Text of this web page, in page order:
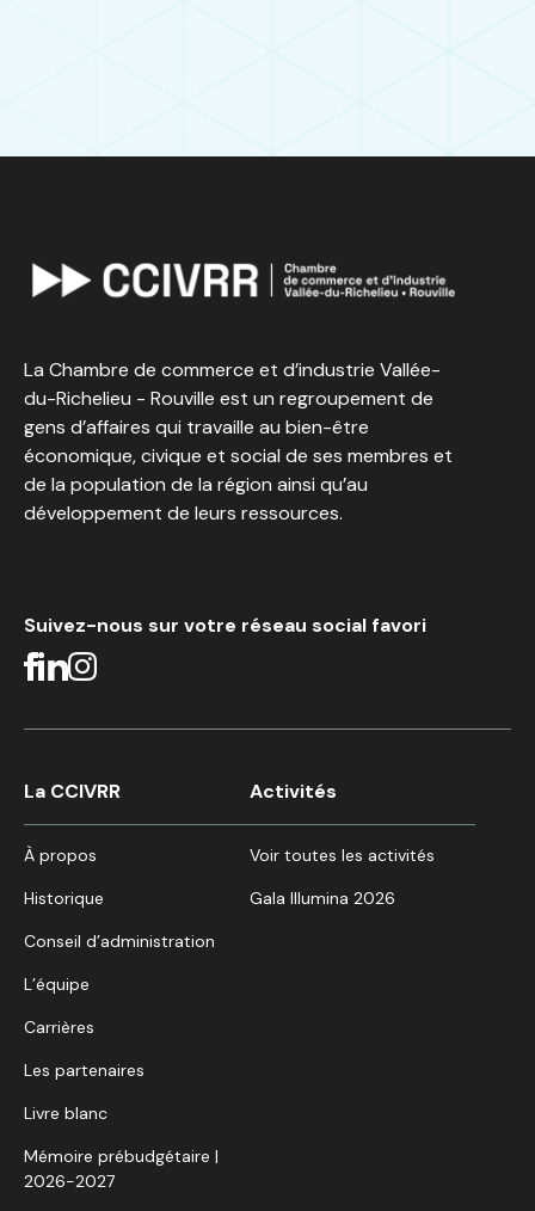
La Chambre de commerce et d’industrie Vallée-
du-Richelieu - Rouville est un regroupement de
gens d’affaires qui travaille au bien-être
économique, civique et social de ses membres et
de la population de la région ainsi qu’au
développement de leurs ressources.
Suivez-nous sur votre réseau social favori
La CCIVRR
À propos
Historique
Conseil d’administration
L’équipe
Carrières
Les partenaires
Livre blanc
Mémoire prébudgétaire |
2026-2027
Activités
Voir toutes les activités
Gala Illumina 2026